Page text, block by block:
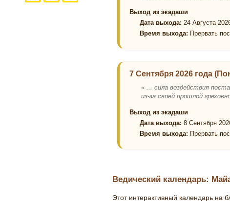
Выход из экадаши
Дата выхода: 24 Августа
Время выхода: Прервать
7 Сентября 2026 года
« ... сила воздействия
из-за своей прошлой
Выход из экадаши
Дата выхода: 8 Сентября
Время выхода: Прервать
Ведический календарь:
Этот интерактивный календарь на